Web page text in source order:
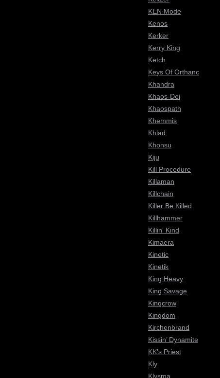
KEN Mode
Kenos
Kerker
Kerry King
Ketch
Keys Of Orthanc
Khandra
Khaos-Dei
Khaospath
Khemmis
Khlad
Khonsu
Kiju
Kill Procedure
Killaman
Killchain
Killer Be Killed
Killhammer
Killin' Kind
Kimaera
Kinetic
Kinetik
King Heavy
King Savage
Kingcrow
Kingdom
Kirchenbrand
Kissin’ Dynamite
KK's Priest
Kly
Klysma